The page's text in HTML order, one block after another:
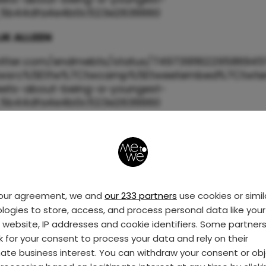
agreement, we and our 233 partners use cookies or
to store, access, and process personal data like
IP addresses and cookie identifiers. Some
for your consent to process your data and rely on their
business interest. You can withdraw your consent or
ALLEEN
endmebts/status/749739116229586945?
about-being-a-youngest-
ben je nou eenmaal nooit aan de beurt
JubyPhonic_P/status/
about-being-a-youngest-
naar complimentjes’ is je middle name